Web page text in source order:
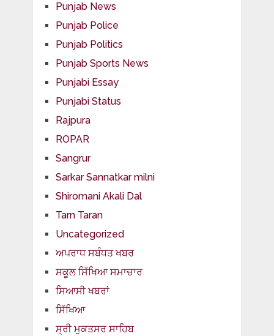
Punjab News
Punjab Police
Punjab Politics
Punjab Sports News
Punjabi Essay
Punjabi Status
Rajpura
ROPAR
Sangrur
Sarkar Sannatkar milni
Shiromani Akali Dal
Tarn Taran
Uncategorized
ਅਪਰਾਧ ਸਬੰਧਤ ਖਬਰ
ਸਕੂਲ ਸਿੱਖਿਆ ਸਮਾਚਾਰ
ਸਿਆਸੀ ਖਬਰਾਂ
ਸਿੱਖਿਆ
ਸ੍ਰੀ ਮੁਕਤਸਰ ਸਾਹਿਬ